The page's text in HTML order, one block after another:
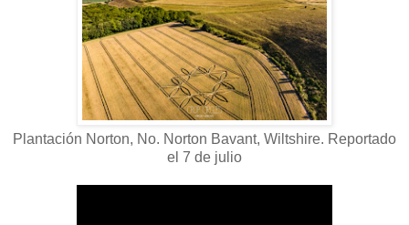
Plantación Norton, No. Norton Bavant, Wiltshire. Reportado
el 7 de julio